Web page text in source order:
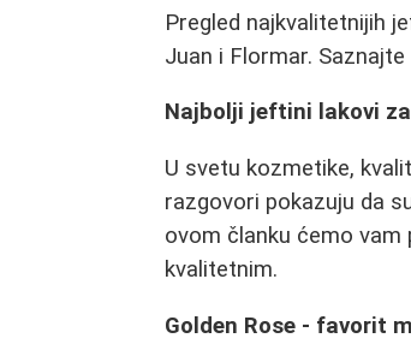
Pregled najkvalitetnijih
Juan i Flormar.
Najbolji jeftini lakovi
U svetu kozmetike,
razgovori pokazuju da
ovom članku ćemo
kvalitetnim.
Golden Rose - favorit